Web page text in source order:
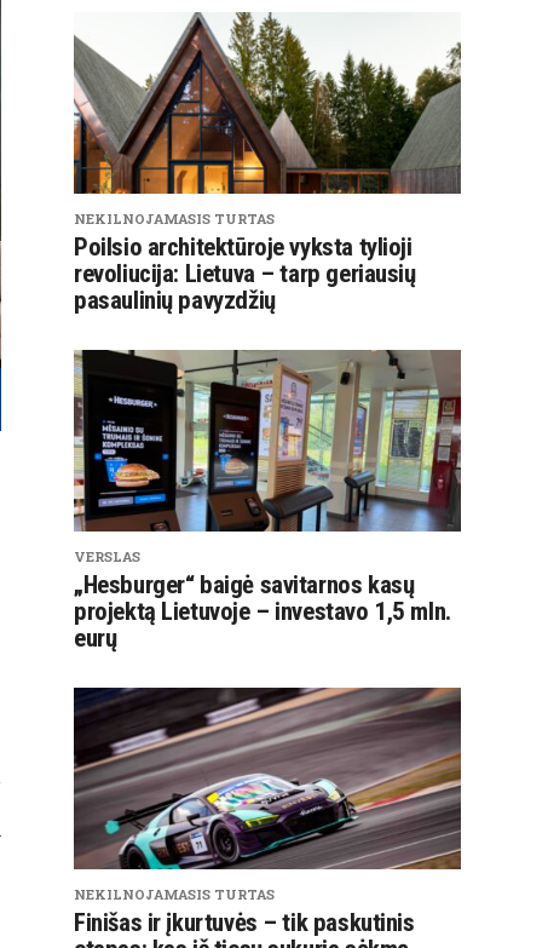
NEKILNOJAMASIS TURTAS
Poilsio architektūroje vyksta tylioji
revoliucija: Lietuva – tarp geriausių
pasaulinių pavyzdžių
VERSLAS
„Hesburger“ baigė savitarnos kasų
projektą Lietuvoje – investavo 1,5 mln.
eurų
NEKILNOJAMASIS TURTAS
Finišas ir įkurtuvės – tik paskutinis